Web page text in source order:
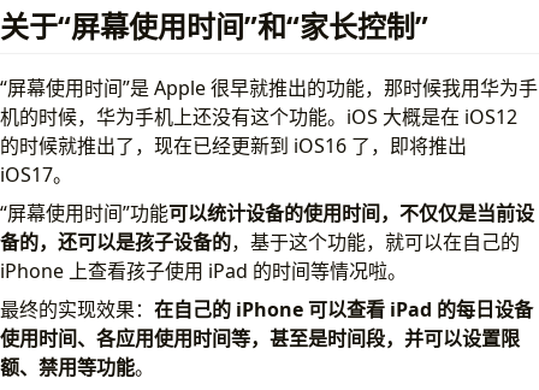
问题 1：iPad 未收到家人共享邀请。
问题 2：被邀请的账号是成年人账号
屏幕使用时间功能设置
进入该功能
停用时间设置
始终允许设置
内容与隐私限制设置
使用效果
结语
关于“屏幕使用时间”和“家长控制”
“屏幕使用时间”是 Apple 很早就推出的功能，那时候我用华为手
机的时候，华为手机上还没有这个功能。iOS 大概是在 iOS12
的时候就推出了，现在已经更新到 iOS16 了，即将推出
iOS17。
“屏幕使用时间”功能可以统计设备的使用时间，不仅仅是当前设
备的，还可以是孩子设备的，基于这个功能，就可以在自己的
iPhone 上查看孩子使用 iPad 的时间等情况啦。
最终的实现效果： 在自己的 iPhone 可以查看 iPad 的每日设备
使用时间、各应用使用时间等，甚至是时间段，并可以设置限
额、禁用等功能。